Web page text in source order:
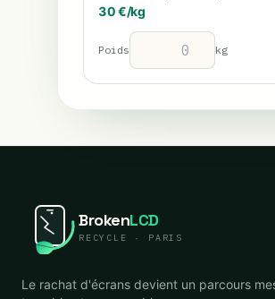
30€/kg
Poids kg
BrokenLCD
RECYCLE · PARIS
Le rachat d'écrans devient un parcours